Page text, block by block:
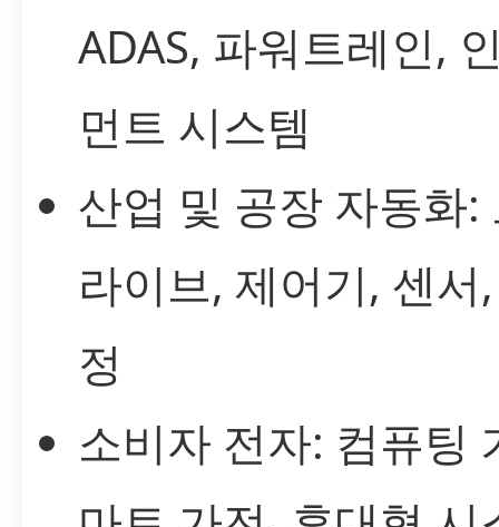
ADAS, 파워트레인,
먼트 시스템
산업 및 공장 자동화:
라이브, 제어기, 센서
정
소비자 전자: 컴퓨팅